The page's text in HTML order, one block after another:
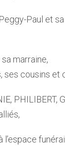
Paul et
marraine,
ses cousins et
PHILIBERT,
l’espace